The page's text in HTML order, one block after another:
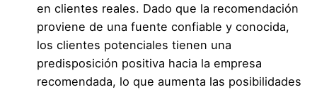
en clientes reales. Dado que la recomendación
proviene de una fuente confiable y conocida,
los clientes potenciales tienen una
predisposición positiva hacia la empresa
recomendada, lo que aumenta las posibilidades